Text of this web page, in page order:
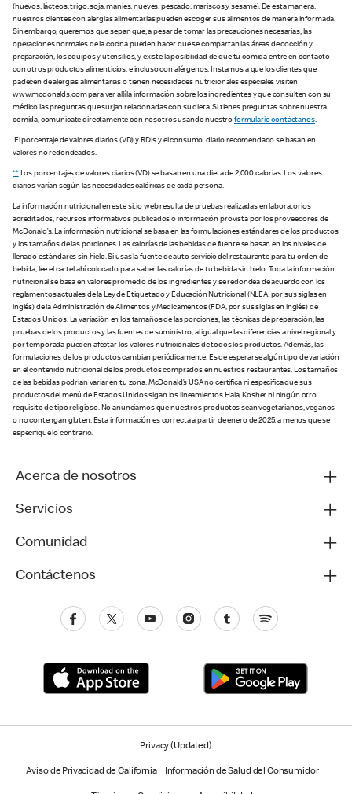
(huevos, lácteos, trigo, soja, maníes, nueves, pescado, mariscos y sesame). De esta manera,
nuestros clientes con alergias alimentarias pueden escoger sus alimentos de manera informada.
Sin embargo, queremos que sepan que, a pesar de tomar las precauciones necesarias, las
operaciones normales de la cocina pueden hacer que se compartan las áreas de cocción y
preparación, los equipos y utensilios, y existe la posibilidad de que tu comida entre en contacto
con otros productos alimenticios, e incluso con alérgenos. Instamos a que los clientes que
padecen de alergias alimentarias o tienen necesidades nutricionales especiales visiten
www.mcdonalds.com para ver allí la información sobre los ingredientes y que consulten con su
médico las preguntas que surjan relacionadas con su dieta. Si tienes preguntas sobre nuestra
comida, comunícate directamente con nosotros usando nuestroformulario contáctanos.
El porcentaje de valores diarios (VD) y RDIs y el consumo diario recomendado se basan en
valores no redondeados.
**Los porcentajes de valores diarios (VD) se basan en una dieta de 2,000 calorías. Los valores
diarios varían según las necesidades calóricas de cada persona.
La información nutricional en este sitio web resulta de pruebas realizadas en laboratorios
acreditados, recursos informativos publicados o información provista por los proveedores de
McDonald’s. La información nutricional se basa en las formulaciones estándares de los productos
y los tamaños de las porciones. Las calorías de las bebidas de fuente se basan en los niveles de
llenado estándares sin hielo. Si usas la fuente de auto servicio del restaurante para tu orden de
bebida, lee el cartel ahí colocado para saber las calorías de tu bebida sin hielo. Toda la información
nutricional se basa en valores promedio de los ingredientes y se redondea de acuerdo con los
reglamentos actuales de la Ley de Etiquetado y Educación Nutricional (NLEA, por sus siglas en
inglés) de la Administración de Alimentos y Medicamentos (FDA, por sus siglas en inglés) de
Estados Unidos. La variación en los tamaños de las porciones, las técnicas de preparación, las
pruebas de los productos y las fuentes de suministro, al igual que las diferencias a nivel regional y
por temporada pueden afectar los valores nutricionales de todos los productos. Además, las
formulaciones de los productos cambian periódicamente. Es de esperarse algún tipo de variación
en el contenido nutricional de los productos comprados en nuestros restaurantes. Los tamaños
de las bebidas podrían variar en tu zona. McDonald’s USA no certifica ni especifica que sus
productos del menú de Estados Unidos sigan los lineamientos Hala, Kosher ni ningún otro
requisito de tipo religioso. No anunciamos que nuestros productos sean vegetarianos, veganos
o no contengan gluten. Esta información es correcta a partir de enero de 2025, a menos que se
especifique lo contrario.
Acerca de nosotros
Servicios
Comunidad
Contáctenos
Privacy (Updated)
Aviso de Privacidad de California Información de Salud del Consumidor